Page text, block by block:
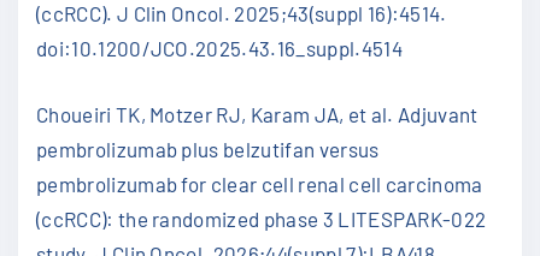
(ccRCC). J Clin Oncol. 2025;43(suppl 16):4514.
doi:10.1200/JCO.2025.43.16_suppl.4514
Choueiri TK, Motzer RJ, Karam JA, et al. Adjuvant
pembrolizumab plus belzutifan versus
pembrolizumab for clear cell renal cell carcinoma
(ccRCC): the randomized phase 3 LITESPARK-022